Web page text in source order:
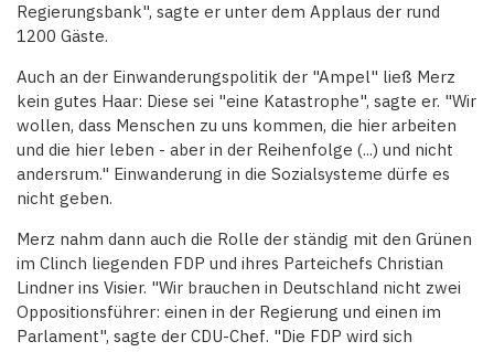
Regierungsbank", sagte er unter dem Applaus der rund
1200 Gäste.
Auch an der Einwanderungspolitik der "Ampel" ließ Merz
kein gutes Haar: Diese sei "eine Katastrophe", sagte er. "Wir
wollen, dass Menschen zu uns kommen, die hier arbeiten
und die hier leben - aber in der Reihenfolge (...) und nicht
andersrum." Einwanderung in die Sozialsysteme dürfe es
nicht geben.
Merz nahm dann auch die Rolle der ständig mit den Grünen
im Clinch liegenden FDP und ihres Parteichefs Christian
Lindner ins Visier. "Wir brauchen in Deutschland nicht zwei
Oppositionsführer: einen in der Regierung und einen im
Parlament", sagte der CDU-Chef. "Die FDP wird sich